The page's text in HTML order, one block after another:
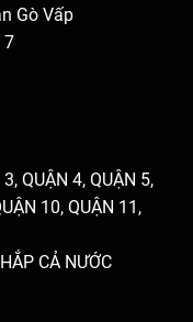
Gò Vấp
7
QUẬN 4, QUẬN 5,
10, QUẬN 11,
CẢ NƯỚC